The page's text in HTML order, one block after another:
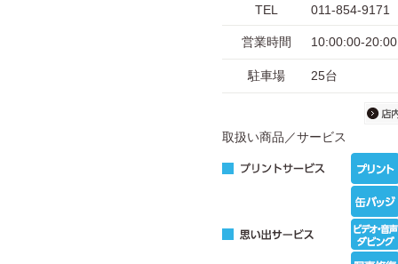
TEL 011-854-9171
営業時間 10:00:00-
駐車場 25台
取扱い商品／サービス